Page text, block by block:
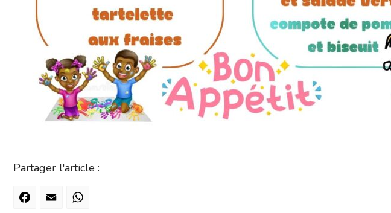
Partager l'article :
Facebook
Email